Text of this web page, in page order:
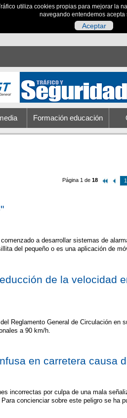
utiliza cookies propias para mejorar
navegando entendemos acepta
Aceptar
Formación educación
Página 1 de18 1
a desarrollar sistemas de
del pequeño o es una aplicación de
de la velocidad
Reglamento General de Circulación en
a 90 km/h.
en carretera causa
incorrectas por culpa de una mala
concienciar sobre este peligro se ha